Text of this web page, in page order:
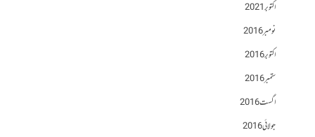
اکتوبر 2021
نومبر 2016
اکتوبر 2016
ستمبر 2016
اگست 2016
جولائی 2016